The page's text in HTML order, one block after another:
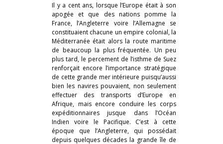
Il y a cent ans, lorsque l’Europe était à son
apogée et que des nations pomme la
France, l’Angleterre voire l’Allemagne se
constituaient chacune un empire colonial, la
Méditerranée était alors la route maritime
de beaucoup la plus fréquentée. Un peu
plus tard, le percement de l’isthme de Suez
renforçait encore l’importance stratégique
de cette grande mer intérieure puisqu’aussi
bien les navires pouvaient, non seulement
effectuer des transports d’Europe en
Afrique, mais encore conduire les corps
expéditionnaires jusque dans l’Océan
Indien voire le Pacifique. C’est à cette
époque que l’Angleterre, qui possédait
depuis quelques décades la grande île de